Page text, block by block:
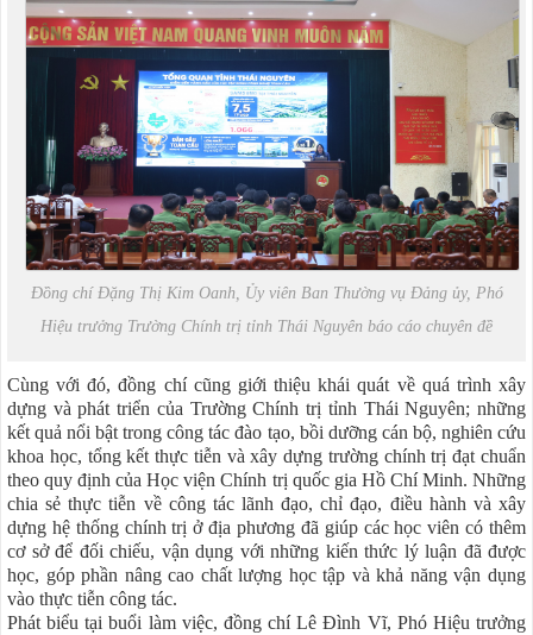
Đồng chí Đặng Thị Kim Oanh, Ủy viên Ban Thường vụ Đảng ủy, Phó
Hiệu trưởng Trường Chính trị tỉnh Thái Nguyên báo cáo chuyên đề
Cùng với đó, đồng chí cũng giới thiệu khái quát về quá trình xây
dựng và phát triển của Trường Chính trị tỉnh Thái Nguyên; những
kết quả nổi bật trong công tác đào tạo, bồi dưỡng cán bộ, nghiên cứu
khoa học, tổng kết thực tiễn và xây dựng trường chính trị đạt chuẩn
theo quy định của Học viện Chính trị quốc gia Hồ Chí Minh. Những
chia sẻ thực tiễn về công tác lãnh đạo, chỉ đạo, điều hành và xây
dựng hệ thống chính trị ở địa phương đã giúp các học viên có thêm
cơ sở để đối chiếu, vận dụng với những kiến thức lý luận đã được
học, góp phần nâng cao chất lượng học tập và khả năng vận dụng
vào thực tiễn công tác.
Phát biểu tại buổi làm việc, đồng chí Lê Đình Vĩ, Phó Hiệu trưởng